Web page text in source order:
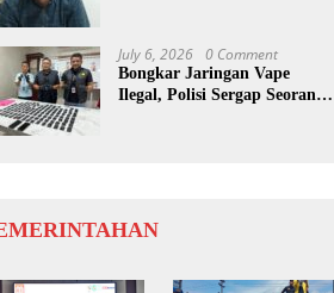
July 6, 2026 0 Comment
Bongkar Jaringan Vape
Ilegal, Polisi Sergap Seorang